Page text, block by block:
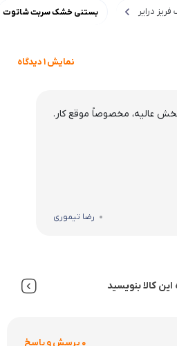
درایر بستنی خشک سربت شاتوت
نمایش 1 دیدگاه
عالیه، مخصوصاً موقع کار.
رضا تیموری
این کالا بنویسید
0 پرسش و پاسخ